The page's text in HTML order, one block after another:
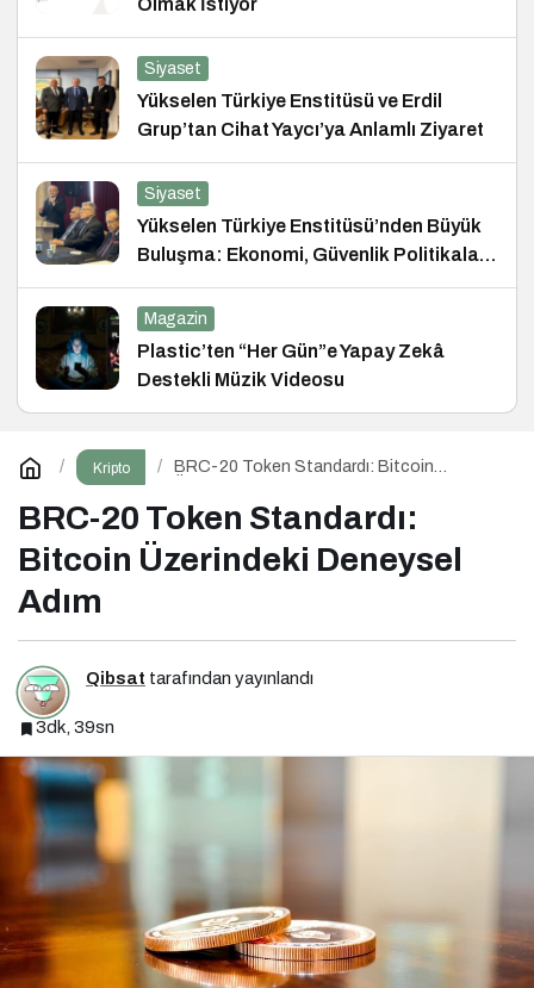
Siyaset
Yükselen Türkiye Enstitüsü ve Erdil
Grup’tan Cihat Yaycı’ya Anlamlı Ziyaret
Siyaset
Yükselen Türkiye Enstitüsü’nden Büyük
Buluşma: Ekonomi, Güvenlik Politikaları
ve Hukuk Konferansı
Magazin
Plastic’ten “Her Gün”e Yapay Zekâ
Destekli Müzik Videosu
Kripto
BRC-20 Token Standardı: Bitcoin
BRC-20 Token Standardı:
Bitcoin Üzerindeki Deneysel
Adım
Qibsat tarafından yayınlandı
3dk, 39sn